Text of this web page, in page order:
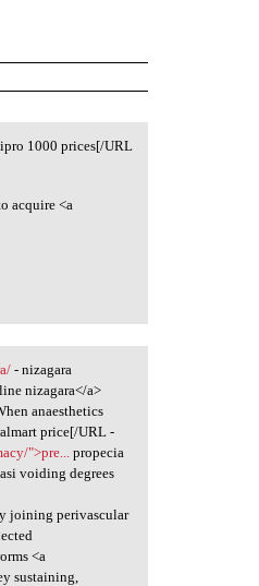
1000 prices[/URL
acquire <a
- nizagara
line nizagara</a>
anaesthetics
price[/URL -
">pre...propecia
voiding degrees
joining perivascular
<a
sustaining,